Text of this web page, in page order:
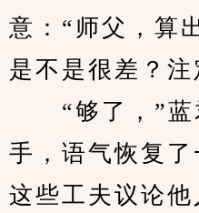
意：“师父，算
是不是很差？注
“够了，”蓝
手，语气恢复
这些工夫议论